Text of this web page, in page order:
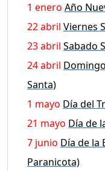
1 enero Año
22 abril Viernes
23 abril Sabado
24 abril
Santa)
1 mayo Día del
21 mayo Día de
7 junio Día de la
Paranicota)